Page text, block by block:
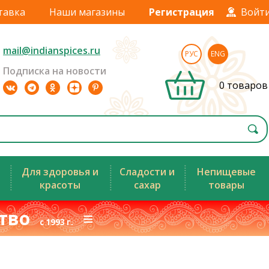
Наши магазины Регистрация
mail@indianspices.ru
Подписка на новости
РУС ENG
0 товаров
Для здоровья и
красоты
Сладости и
сахар
Непищевые
товары
с 1993 г.≡